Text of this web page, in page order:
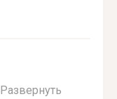
Развернуть